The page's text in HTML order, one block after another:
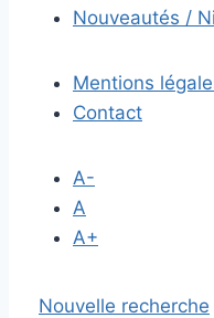
Nouveautés /
Mentions
Contact
A-
A
A+
Nouvelle recherche